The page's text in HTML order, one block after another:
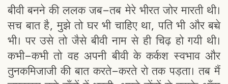
बीवी बनने की ललक जब-तब मेरे भीरत जोर मारती थी।
सच बात है, मुझे तो घर भी चाहिए था, पति भी और बच्चे
भी। पर उसे तो जैसे बीवी नाम से ही चिढ़ हो गयी थी।
कभी-कभी तो वह अपनी बीवी के कर्कश स्वभाव और
तुनकमिजाजी की बात करते-करते रो तक पड़ता। तब मैं